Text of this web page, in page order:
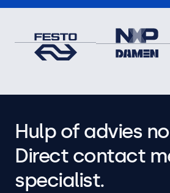
Hulp of advies
Direct contact
specialist.